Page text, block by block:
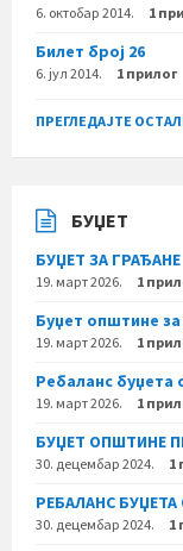
6. октобар 2014. 1
Билет број 26
6. јул 2014. 1 прилог
ПРЕГЛЕДАЈТЕ
БУЏЕТ
БУЏЕТ ЗА ГРАЂАНЕ
19. март 2026. 1
Буџет општине за
19. март 2026. 1
Ребаланс буџета
19. март 2026. 1
БУЏЕТ ОПШТИНЕ
30. децембар 2024. 1
РЕБАЛАНС
30. децембар 2024. 1